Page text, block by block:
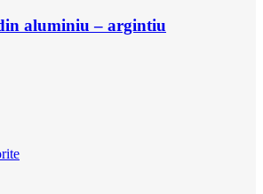
aluminiu – argintiu